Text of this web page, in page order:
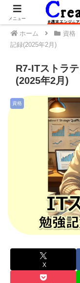
ホーム 資格
記録(2025年2月)
R7-ITストラ
(2025年2月)
資格
X
メニュー